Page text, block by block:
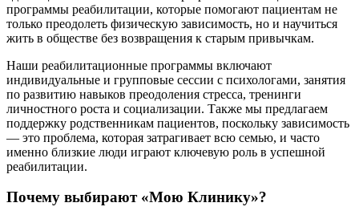
программы реабилитации, которые помогают пациентам не
только преодолеть физическую зависимость, но и научиться
жить в обществе без возвращения к старым привычкам.
Наши реабилитационные программы включают
индивидуальные и групповые сессии с психологами, занятия
по развитию навыков преодоления стресса, тренинги
личностного роста и социализации. Также мы предлагаем
поддержку родственникам пациентов, поскольку зависимость
— это проблема, которая затрагивает всю семью, и часто
именно близкие люди играют ключевую роль в успешной
реабилитации.
Почему выбирают «Мою Клинику»?